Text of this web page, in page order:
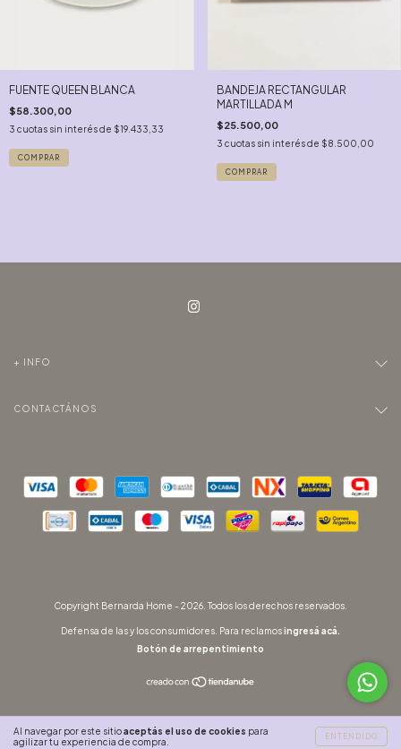
Al navegar por este sitioaceptás el uso de cookies para
agilizar tu experiencia de compra.
ENTENDIDO
FUENTE QUEEN BLANCA
$58.300,00
3 cuotas sin interés de $19.433,33
BANDEJA RECTANGULAR
MARTILLADA M
$25.500,00
3 cuotas sin interés de $8.500,00
+ INFO
CONTACTÁNOS
Copyright Bernarda Home - 2026. Todos los derechos reservados.
Defensa de las y los consumidores. Para reclamosingresá acá.
Botón de arrepentimiento